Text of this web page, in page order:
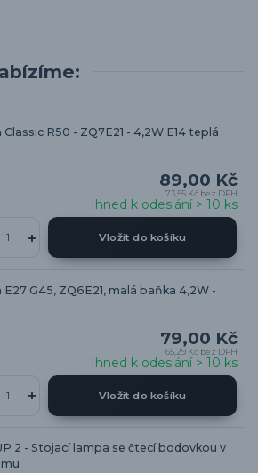
R50 - ZQ7E21 - 4,2W E14 teplá
89,00 Kč
73,55 Kč bez DPH
Ihned k odeslání > 10 ks
Vložit do košíku
E27 G45, ZQ6E21, malá baňka 4,2W -
79,00 Kč
65,29 Kč bez DPH
Ihned k odeslání > 10 ks
Vložit do košíku
2 - Stojací lampa se čtecí bodovkou v